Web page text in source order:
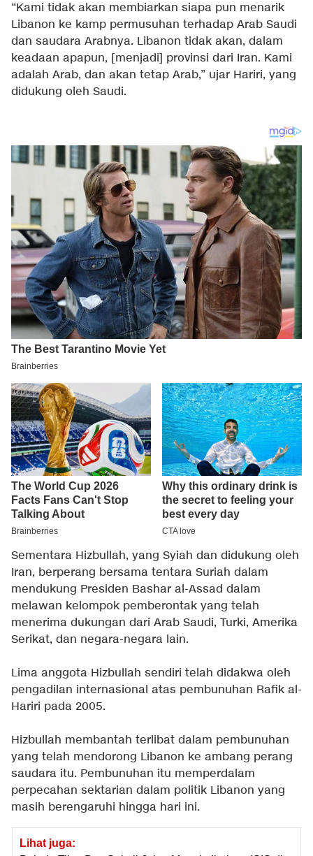
“Kami tidak akan membiarkan siapa pun menarik
Libanon ke kamp permusuhan terhadap Arab Saudi
dan saudara Arabnya. Libanon tidak akan, dalam
keadaan apapun, [menjadi] provinsi dari Iran. Kami
adalah Arab, dan akan tetap Arab,” ujar Hariri, yang
didukung oleh Saudi.
Sementara Hizbullah, yang Syiah dan didukung oleh
Iran, berperang bersama tentara Suriah dalam
mendukung Presiden Bashar al-Assad dalam
melawan kelompok pemberontak yang telah
menerima dukungan dari Arab Saudi, Turki, Amerika
Serikat, dan negara-negara lain.
Lima anggota Hizbullah sendiri telah didakwa oleh
pengadilan internasional atas pembunuhan Rafik al-
Hariri pada 2005.
Hizbullah membantah terlibat dalam pembunuhan
yang telah mendorong Libanon ke ambang perang
saudara itu. Pembunuhan itu memperdalam
perpecahan sektarian dalam politik Libanon yang
masih berengaruhi hingga hari ini.
Lihat juga: